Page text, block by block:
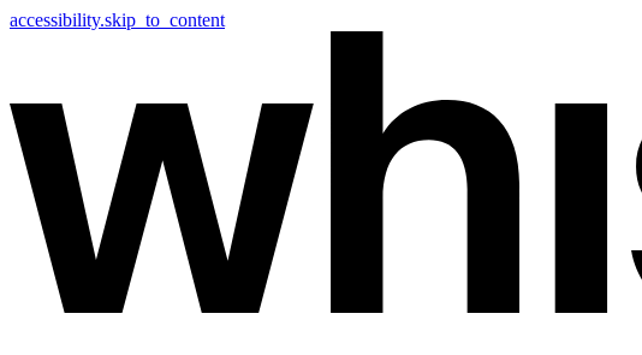
accessibility.skip_to_content